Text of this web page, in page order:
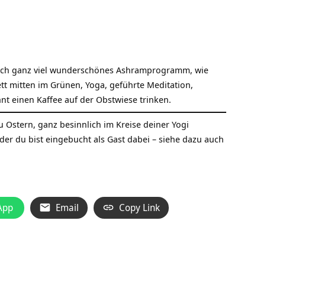
ganz viel wunderschönes Ashramprogramm, wie
mitten im Grünen, Yoga, geführte Meditation,
einen Kaffee auf der Obstwiese trinken.
ganz besinnlich im Kreise deiner Yogi
du bist eingebucht als Gast dabei – siehe dazu auch
Email Copy Link